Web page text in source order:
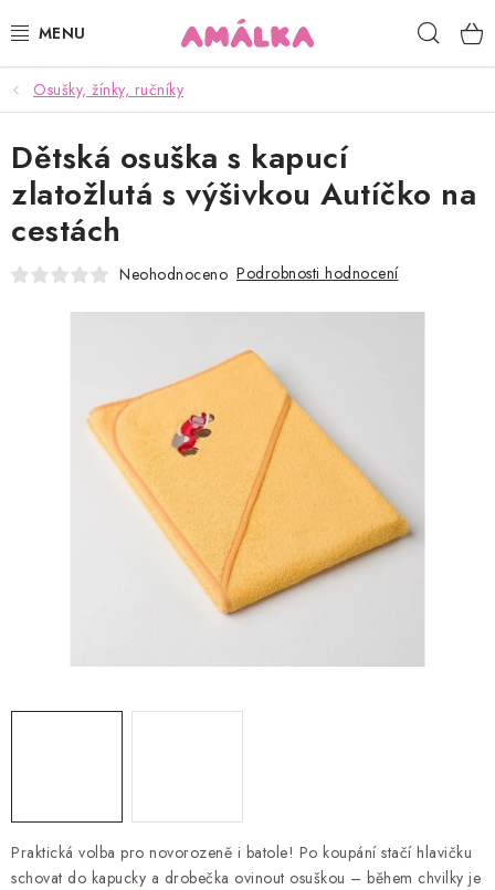
na
KOJENECKÉ, DĚTSKÉ OBLEČENÍ
ČEPICE, RUKAVICE, NÁKRČNÍKY
OSUŠKY, BRYNDÁKY, DEKY, DOPLŇKY
SOFTSHELL
HODNOCENÍ OBCHODU
Proč AMÁLKA?
Doprava a platba
Postup pro vrácení a výměnu
Obchodní podmínky
Podmínky ochrany osobních údajů
Blog
Osušky, žínky, ručníky
Praktická volba pro novorozeně i batole! Po koupání stačí hlavičku
schovat do kapucky a drobečka ovinout osuškou – během chvilky je
Dětská osuška s kapucí
zlatožlutá s výšivkou Autíčko na
cestách
Neohodnoceno Podrobnosti hodnocení